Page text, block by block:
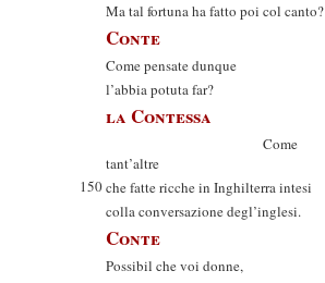
Ma tal fortuna ha fatto poi col canto?
Conte
Come pensate dunque
l’abbia potuta far?
la Contessa
Come
tant’altre
150che fatte ricche in Inghilterra intesi
colla conversazione degl’inglesi.
Conte
Possibil che voi donne,